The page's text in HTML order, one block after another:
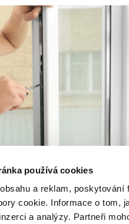
používá cookies
a reklam,
cookie. Informace o tom,
a analýzy. Partneři